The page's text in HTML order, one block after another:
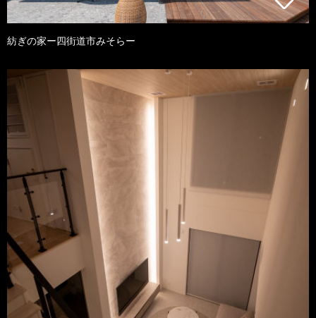
紡ぎの家ー四街道市みそらー